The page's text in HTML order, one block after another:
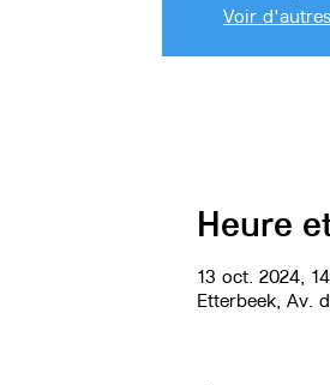
Voir
Heure
13 oct. 2024,
Etterbeek, Av.